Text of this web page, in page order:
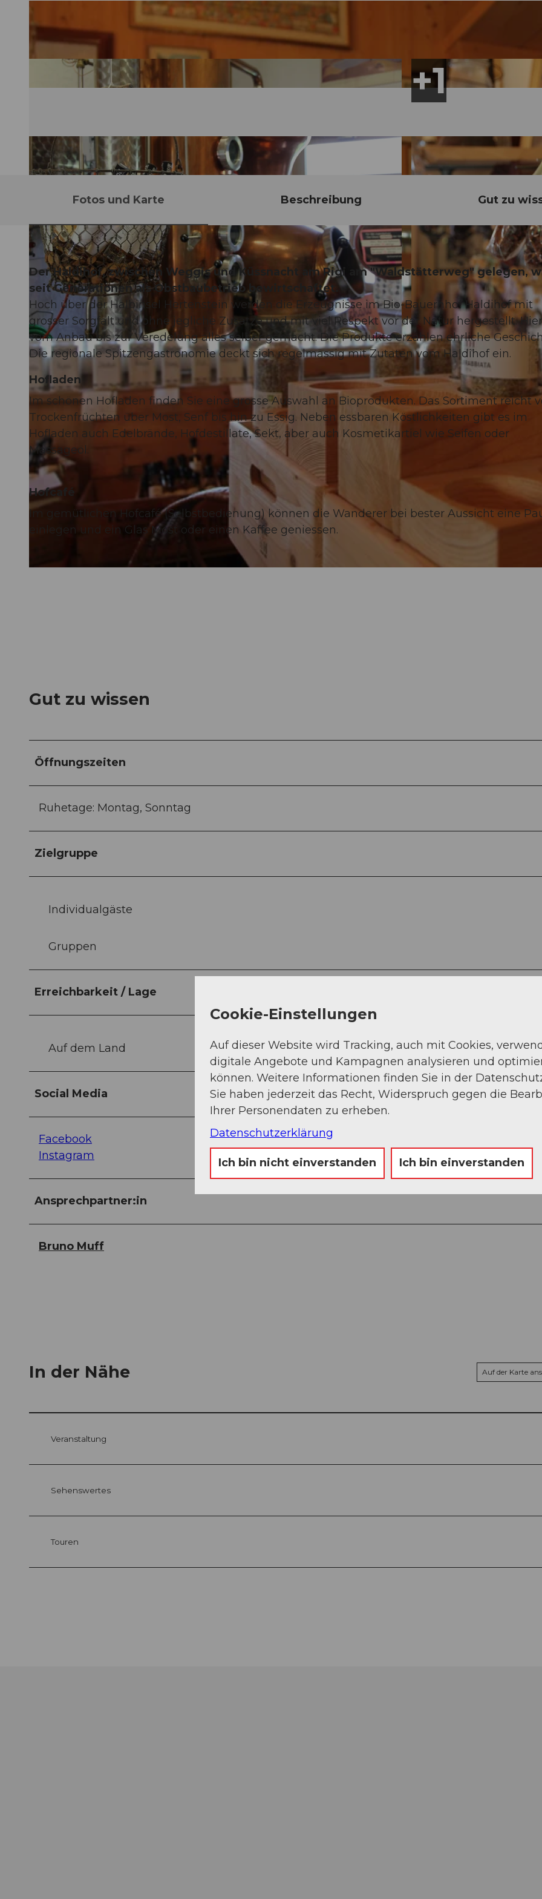
© Luzern Tourismus, Beda Jud-Brügger | CC-BY © Luzern Tourismus, Beda Jud-Brügger |
Fotos und Karte Beschreibung Gut zu
Der Haldihof, zwischen Weggis und Küssnacht am Rigi am "Waldstätterweg" gelegen,
seit Generationen als Obstbaubetrieb bewirtschaftet.
Hoch über der Halbinsel Hertenstein werden die Erzeugnisse im Bio-Bauernhof Haldihof mit
grosser Sorgfalt und ohne jegliche Zusätze und mit viel Respekt vor der Natur hergestellt.
vom Anbau bis zur Veredelung alles selber gemacht. Die Produkte erzählen ehrliche
Die regionale Spitzengastronomie deckt sich regelmässig mit Zutaten vom Haldihof ein.
Hofladen
Im schönen Hofladen finden Sie eine grosse Auswahl an Bioprodukten. Das Sortiment reicht
Trockenfrüchten über Most, Senf bis hin zu Essig. Neben essbaren Köstlichkeiten gibt es im
Hofladen auch Edelbrände, Hofdestillate, Sekt, aber auch Kosmetikartiel wie Seifen oder
Massageöl.
Hofcafé
Im gemütlichen Hofcafé (Selbstbedienung) können die Wanderer bei bester Aussicht eine
einlegen und ein Glas Most oder einen Kaffee geniessen.
Gut zu wissen
Öffnungszeiten
Ruhetage: Montag, Sonntag
Zielgruppe
Individualgäste
Gruppen
Erreichbarkeit / Lage
Auf dem Land
Social Media
Facebook
Instagram
Ansprechpartner:in
Bruno Muff
In der Nähe Auf der Karte
Veranstaltung
Sehenswertes
Touren
Cookie-Einstellungen
Auf dieser Website wird Tracking, auch mit Cookies,
digitale Angebote und Kampagnen analysieren und
können. Weitere Informationen finden Sie in der
Sie haben jederzeit das Recht, Widerspruch gegen die
Ihrer Personendaten zu erheben.
Datenschutzerklärung
Ich bin nicht einverstanden Ich bin einverstanden